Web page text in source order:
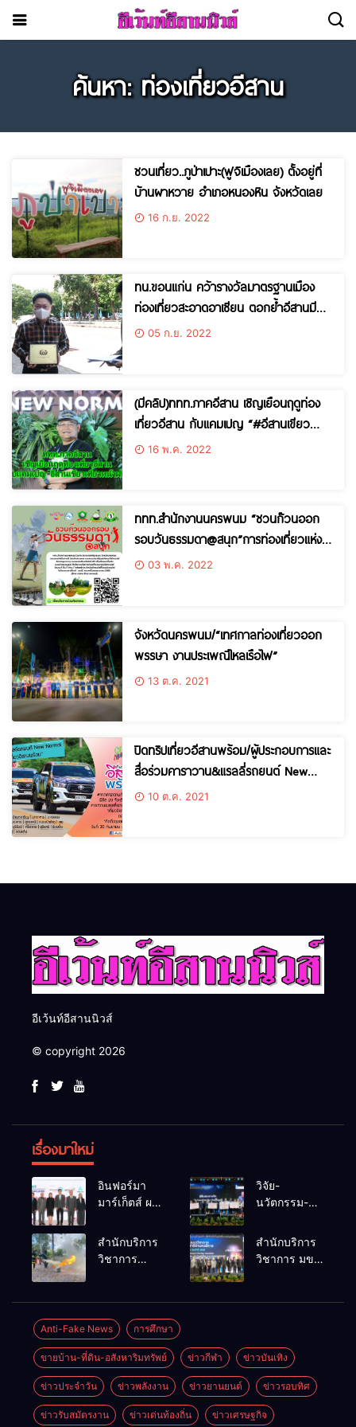
ค้นหา: ท่องเที่ยวอีสาน
ชวนเที่ยว..ภูป่าเปาะ(ฟูจิเมืองเลย) ตั้งอยู่ที่
บ้านผาหวาย อำเภอหนองหิน จังหวัดเลย
16 ก.ย. 2022
ทน.ขอนแก่น คว้ารางวัลมาตรฐานเมือง
ท่องเที่ยวสะอาดอาเซียน ตอกย้ำอีสานมีดี
เที่ยวได้ทุกวันไม่มีเบื่อ
05 ก.ย. 2022
(มีคลิป)ททท.ภาคอีสาน เชิญเยือนฤดูท่อง
เที่ยวอีสาน กับแคมเปญ “#อีสานเขียว
เที่ยวหน้าฝน” เที่ยวค้นหาความสุข
16 พ.ค. 2022
ททท.สำนักงานนครพนม “ชวนก๊วนออก
รอบวันธรรมดา@สนุก”การท่องเที่ยวแห่ง
ประเทศไทย (ททท.)
03 พ.ค. 2022
จังหวัดนครพนม/“เทศกาลท่องเที่ยวออก
พรรษา งานประเพณีไหลเรือไฟ”
13 ต.ค. 2021
ปิดทริปเที่ยวอีสานพร้อม/ผู้ประกอบการและ
สื่อร่วมคาราวาน&แรลลี่รถยนต์ New
Normal “เที่ยวอีสานพร้อม” ตอน “คิดถึง
10 ต.ค. 2021
อีเว้นท์อีสานนิวส์
© copyright 2026
เรื่องมาใหม่
อินฟอร์มา
มาร์เก็ตส์ ผนึก
ธุรกิจท่อง
เที่ยว-บริการ
Thailand
2026 เชื่อม 4
งานใหญ่
สร้างโอกาส
ธุรกิจครบ
วงจร ด้วยครับ
วิจัย-
นวัตกรรม-
คือโอกาสใหม่
ของคนพิการ
เศรษฐกิจ
สำนักบริการ
วิชาการ
เพลิงขั้นต้น”
ยกระดับ
ศักยภาพเจ้า
หน้าที่ท้องถิ่น
รับมืออัคคีภัย
ตามมาตรฐาน
สำนักบริการ
วิชาการ มข.
เวทีระดับชาติ
NCPD 2026
เปลี่ยน “ผ้า
เหลือ” สู่ราย
Anti-Fake News การศึกษา
ขายบ้าน-ที่ดิน-อสังหาริมทรัพย์ ข่าวกีฬา ข่าวบันเทิง
ข่าวประจำวัน ข่าวพลังงาน ข่าวยานยนต์ ข่าวรอบทิศ
ข่าวรับสมัตรงาน ข่าวเด่นท้องถิ่น ข่าวเศรษฐกิจ